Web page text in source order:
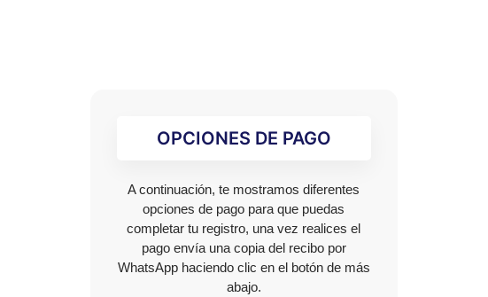
OPCIONES DE PAGO
A continuación, te mostramos diferentes
opciones de pago para que puedas
completar tu registro, una vez realices el
pago envía una copia del recibo por
WhatsApp haciendo clic en el botón de más
abajo.